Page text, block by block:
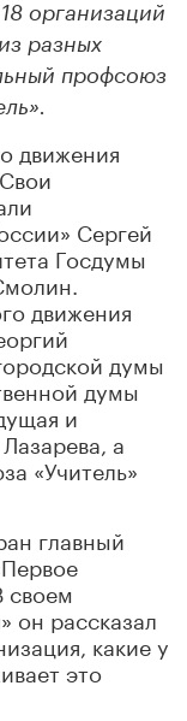
организаций
разных
профсоюз
движения
Сергей
Госдумы
движения
думы
думы
и
а
«Учитель»
главный
своем
он рассказал
какие у
это